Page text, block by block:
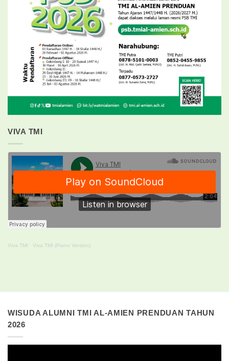
VIVA TMI
Viva TMI · Viva TMI (Piano Version)
WISUDA ALUMNI TMI AL-AMIEN PRENDUAN TAHUN
2026